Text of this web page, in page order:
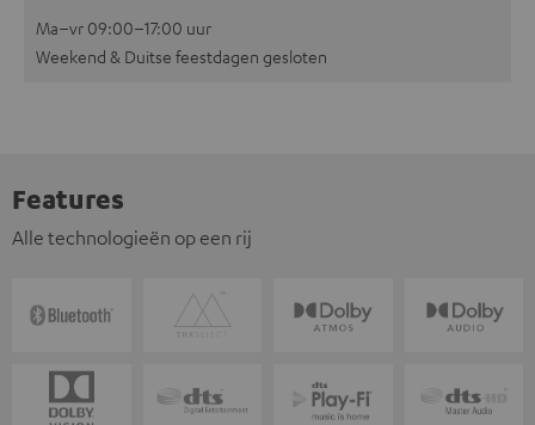
Ma–vr 09:00–17:00 uur
Weekend & Duitse feestdagen gesloten
Features
Alle technologieën op een rij